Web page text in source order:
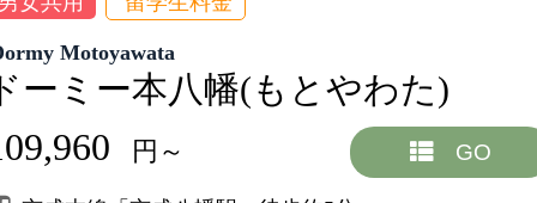
Motoyawata
ーミー本八幡(もとやわた)
円～ GO